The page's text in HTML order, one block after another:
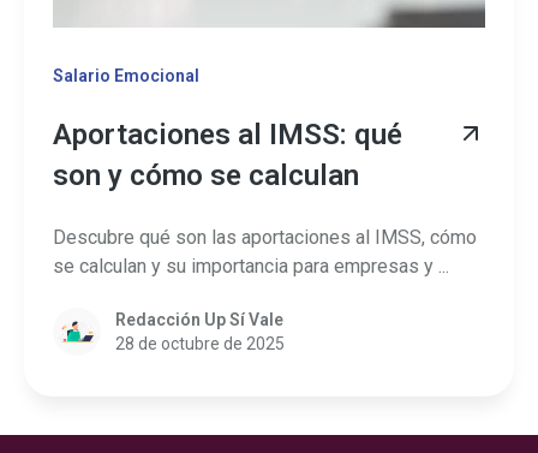
Salario Emocional
Aportaciones al IMSS: qué
son y cómo se calculan
Descubre qué son las aportaciones al IMSS, cómo
se calculan y su importancia para empresas y ...
Redacción Up Sí Vale
28 de octubre de 2025